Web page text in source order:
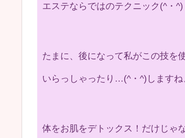
エステならではのテクニック(^・
たまに、後になって私がこの技を
いらっしゃったり…(^・^)しますね
体をお肌をデトックス！だけじゃな